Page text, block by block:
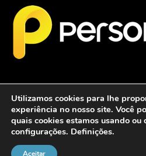
2026 - Personalcob - CNPJ:
Utilizamos cookies para lhe
experiência no nosso site. Você
quais cookies estamos usando ou
configurações. Definições.
Aceitar